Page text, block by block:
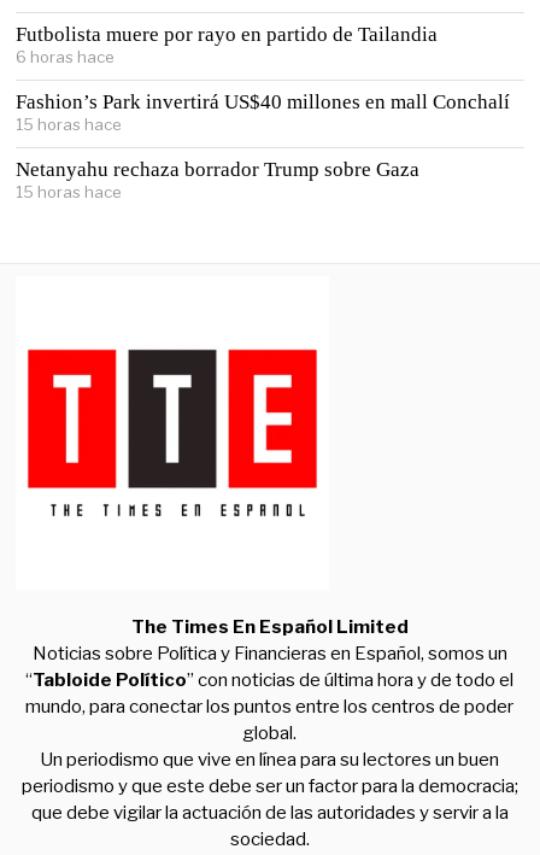
Futbolista muere por rayo en partido de Tailandia
6 horas hace
Fashion’s Park invertirá US$40 millones en mall Conchalí
15 horas hace
Netanyahu rechaza borrador Trump sobre Gaza
15 horas hace
The Times En Español Limited
Noticias sobre Política y Financieras en Español, somos un
“Tabloide Político” con noticias de última hora y de todo el
mundo, para conectar los puntos entre los centros de poder
global.
Un periodismo que vive en línea para su lectores un buen
periodismo y que este debe ser un factor para la democracia;
que debe vigilar la actuación de las autoridades y servir a la
sociedad.